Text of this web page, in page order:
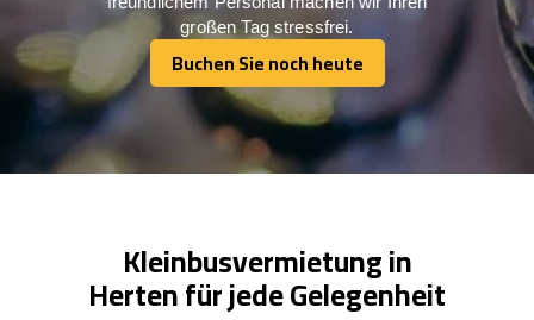
großen Tag stressfrei.
Buchen Sie noch heute
Buchen Sie noch heute
Kleinbusvermietung in
Herten für jede Gelegenheit